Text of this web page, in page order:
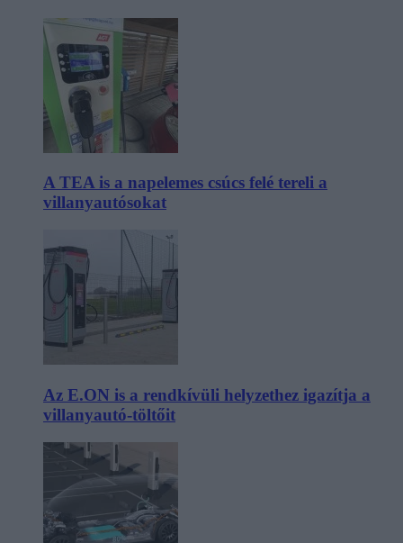
A TEA is a napelemes csúcs felé tereli a
villanyautósokat
Az E.ON is a rendkívüli helyzethez igazítja a
villanyautó-töltőit